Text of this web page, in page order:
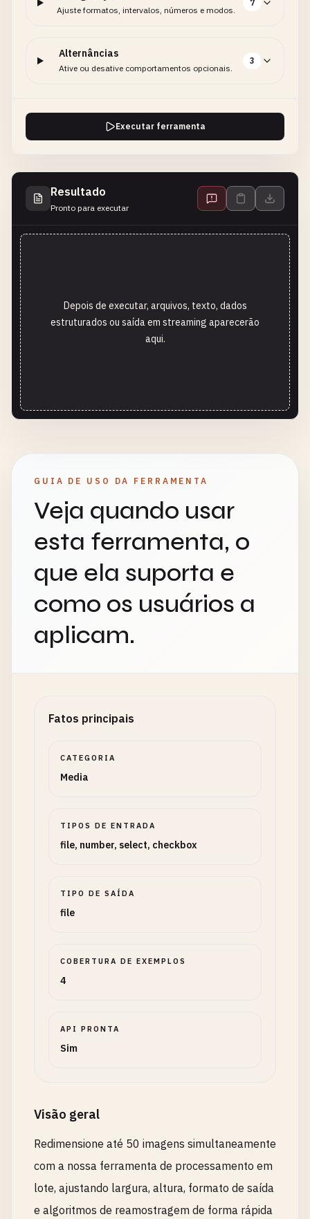
Ajuste formatos, intervalos, números e modos.
7
Alternâncias
Ative ou desative comportamentos opcionais.
3
Executar ferramenta
Resultado
Pronto para executar
Depois de executar, arquivos, texto, dados
estruturados ou saída em streaming aparecerão
aqui.
GUIA DE USO DA FERRAMENTA
Veja quando usar
esta ferramenta, o
que ela suporta e
como os usuários a
aplicam.
Fatos principais
CATEGORIA
Media
TIPOS DE ENTRADA
file, number, select, checkbox
TIPO DE SAÍDA
file
COBERTURA DE EXEMPLOS
4
API PRONTA
Sim
Visão geral
Redimensione até 50 imagens simultaneamente
com a nossa ferramenta de processamento em
lote, ajustando largura, altura, formato de saída
e algoritmos de reamostragem de forma rápida